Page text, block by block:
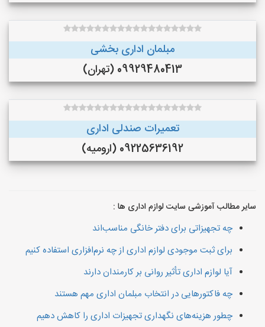
مبلمان اداری بخشی
09929480413 (تهران)
تعمیرات صندلی اداری
09225636192 (ارومیه)
سایر مطالب آموزشی سایت لوازم اداری ها :
چه تجهیزاتی برای دفتر خانگی مناسب‌اند
برای ثبت موجودی لوازم اداری از چه نرم‌افزاری استفاده کنیم
آیا لوازم اداری تأثیر روانی بر کارمندان دارند
چه فاکتورهایی در انتخاب مبلمان اداری مهم هستند
چطور هزینه‌های نگهداری تجهیزات اداری را کاهش دهیم